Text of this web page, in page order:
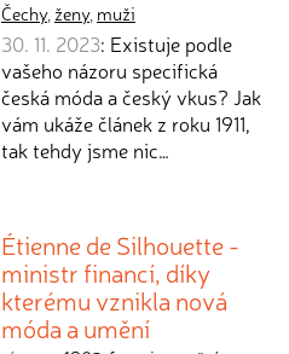
Čechy, ženy, muži
30. 11. 2023: Existuje podle
vašeho názoru specifická
česká móda a český vkus? Jak
vám ukáže článek z roku 1911,
tak tehdy jsme nic…
Étienne de Silhouette -
ministr financí, díky
kterému vznikla nová
móda a umění